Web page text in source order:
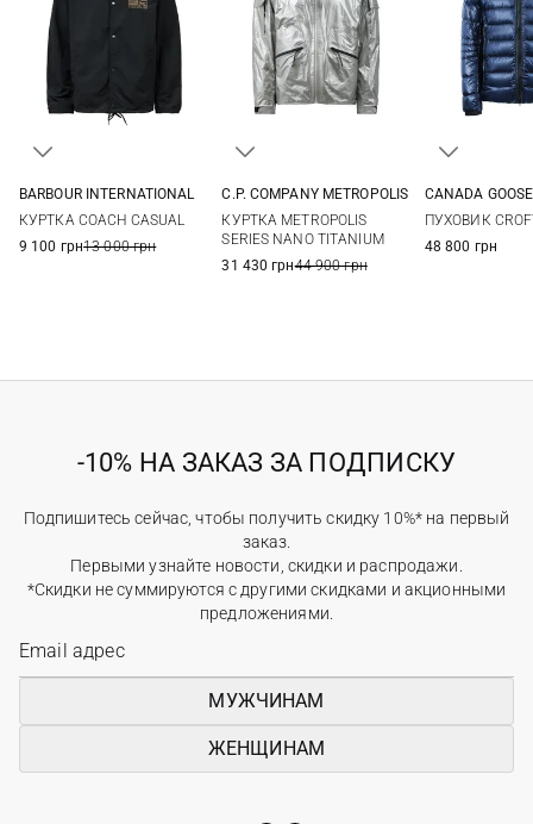
BARBOUR INTERNATIONAL
КУРТКА COACH CASUAL
9 100 грн13 000 грн
C.P. COMPANY METROPOLIS
КУРТКА METROPOLIS
SERIES NANO TITANIUM
31 430 грн44 900 грн
CANADA GOOSE
ПУХОВИК
48 800 грн
-10% НА ЗАКАЗ ЗА ПОДПИСКУ
Подпишитесь сейчас, чтобы получить скидку 10%* на первый
заказ.
Первыми узнайте новости, скидки и распродажи.
*Скидки не суммируются с другими скидками и акционными
предложениями.
МУЖЧИНАМ
ЖЕНЩИНАМ